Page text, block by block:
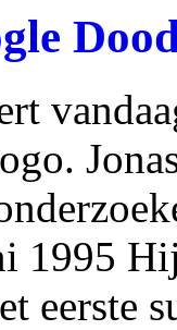
1995
eerste